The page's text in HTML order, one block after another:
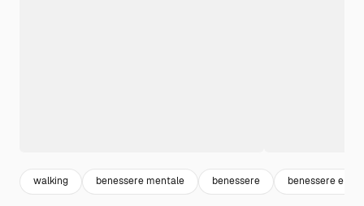
walking benessere mentale benessere benessere e